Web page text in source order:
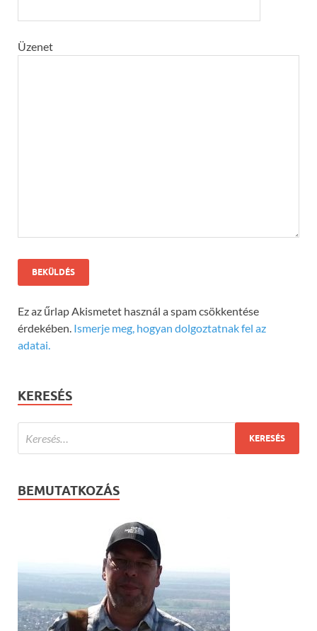
Üzenet
Ez az űrlap Akismetet használ a spam csökkentése
érdekében. Ismerje meg, hogyan dolgoztatnak fel az
adatai.
KERESÉS
BEMUTATKOZÁS